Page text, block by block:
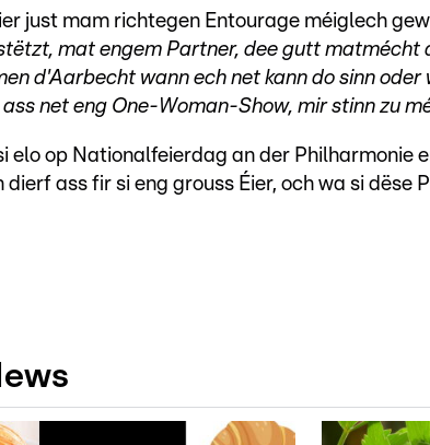
just mam richtegen Entourage méiglech
mat engem Partner, dee gutt matmécht
d'Aarbecht wann ech net kann do sinn
net eng One-Woman-Show, mir stinn zu
elo op Nationalfeierdag an der Philharmonie
dierf ass fir si eng grouss Éier, och wa si dëse